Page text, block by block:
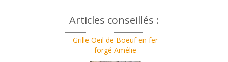
Articles conseillés :
Grille Oeil de Boeuf en fer
forgé Amélie